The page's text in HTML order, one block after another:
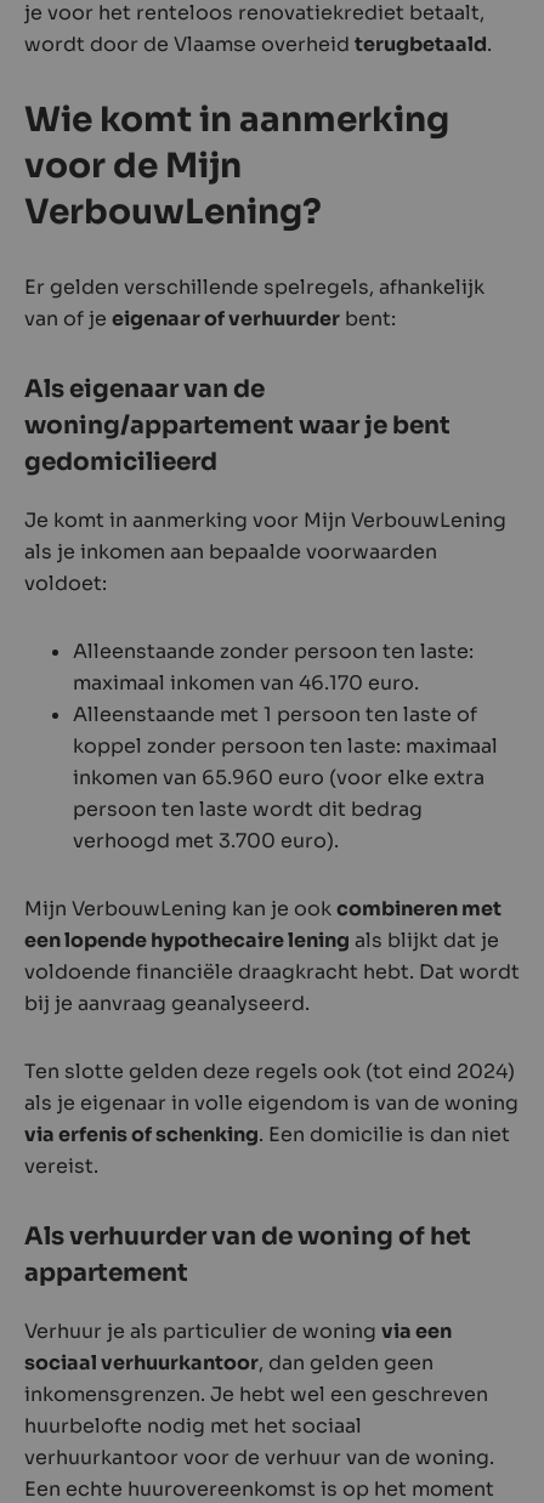
je voor het renteloos renovatiekrediet betaalt,
wordt door de Vlaamse overheid terugbetaald.
Wie komt in aanmerking
voor de Mijn
VerbouwLening?
Er gelden verschillende spelregels, afhankelijk
van of je eigenaar of verhuurder bent:
Als eigenaar van de
woning/appartement waar je bent
gedomicilieerd
Je komt in aanmerking voor Mijn VerbouwLening
als je inkomen aan bepaalde voorwaarden
voldoet:
Alleenstaande zonder persoon ten laste:
maximaal inkomen van 46.170 euro.
Alleenstaande met 1 persoon ten laste of
koppel zonder persoon ten laste: maximaal
inkomen van 65.960 euro (voor elke extra
persoon ten laste wordt dit bedrag
verhoogd met 3.700 euro).
Mijn VerbouwLening kan je ookcombineren met
een lopende hypothecaire lening als blijkt dat je
voldoende financiële draagkracht hebt. Dat wordt
bij je aanvraag geanalyseerd.
Ten slotte gelden deze regels ook (tot eind 2024)
als je eigenaar in volle eigendom is van de woning
via erfenis of schenking. Een domicilie is dan niet
vereist.
Als verhuurder van de woning of het
appartement
Verhuur je als particulier de woning via een
sociaal verhuurkantoor, dan gelden geen
inkomensgrenzen. Je hebt wel een geschreven
huurbelofte nodig met het sociaal
verhuur­kantoor voor de verhuur van de woning.
Een echte huurovereenkomst is op het moment